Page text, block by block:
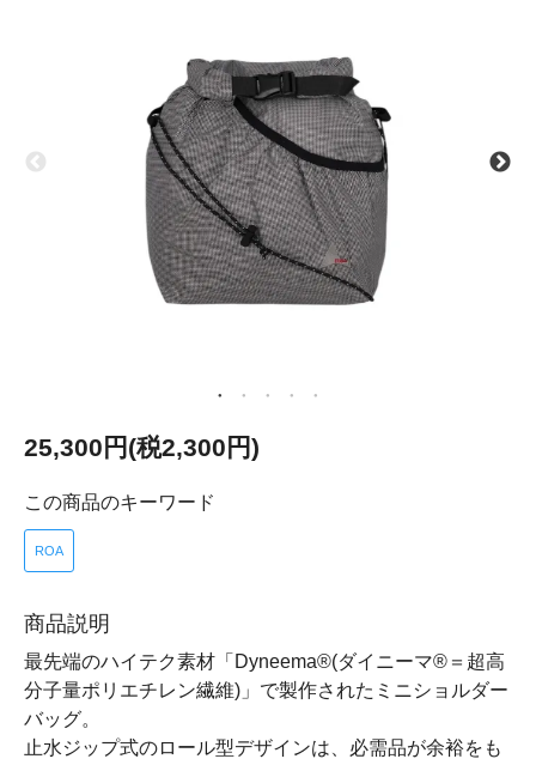
25,300円(税2,300円)
この商品のキーワード
ROA
商品説明
最先端のハイテク素材「Dyneema®(ダイニーマ®＝超高
分子量ポリエチレン繊維)」で製作されたミニショルダー
バッグ。
止水ジップ式のロール型デザインは、必需品が余裕をも